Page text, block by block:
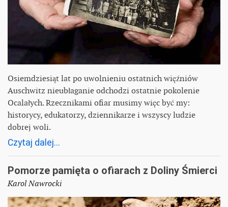
Osiemdziesiąt lat po uwolnieniu ostatnich więźniów
Auschwitz nieubłaganie odchodzi ostatnie pokolenie
Ocalałych. Rzecznikami ofiar musimy więc być my:
historycy, edukatorzy, dziennikarze i wszyscy ludzie
dobrej woli.
Czytaj dalej...
Pomorze pamięta o ofiarach z Doliny Śmierci
Karol Nawrocki